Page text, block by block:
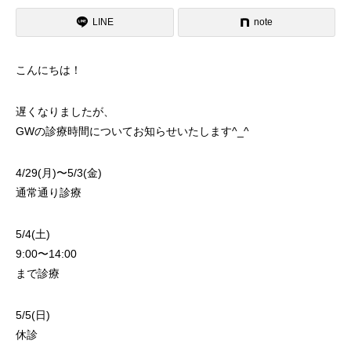
LINE note
こんにちは！
遅くなりましたが、
GWの診療時間についてお知らせいたします^_^
4/29(月)〜5/3(金)
通常通り診療
5/4(土)
9:00〜14:00
まで診療
5/5(日)
休診